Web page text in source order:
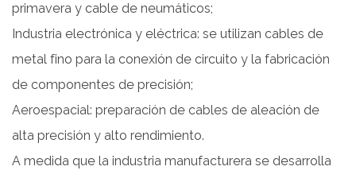
primavera y cable de neumáticos;
Industria electrónica y eléctrica: se utilizan cables de
metal fino para la conexión de circuito y la fabricación
de componentes de precisión;
Aeroespacial: preparación de cables de aleación de
alta precisión y alto rendimiento.
A medida que la industria manufacturera se desarrolla